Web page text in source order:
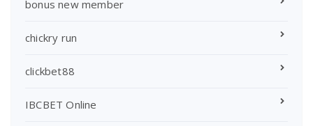
bonus new member
chickry run
clickbet88
IBCBET Online